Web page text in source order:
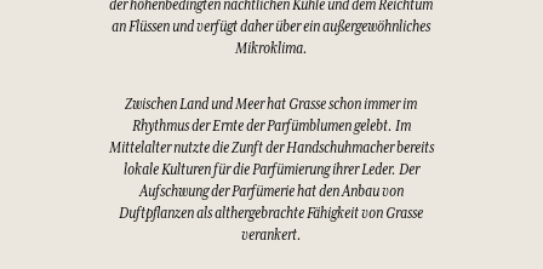
der höhenbedingten nächtlichen Kühle und dem Reichtum
an Flüssen und verfügt daher über ein außergewöhnliches
Mikroklima.
Zwischen Land und Meer hat Grasse schon immer im
Rhythmus der Ernte der Parfümblumen gelebt. Im
Mittelalter nutzte die Zunft der Handschuhmacher bereits
lokale Kulturen für die Parfümierung ihrer Leder. Der
Aufschwung der Parfümerie hat den Anbau von
Duftpflanzen als althergebrachte Fähigkeit von Grasse
verankert.